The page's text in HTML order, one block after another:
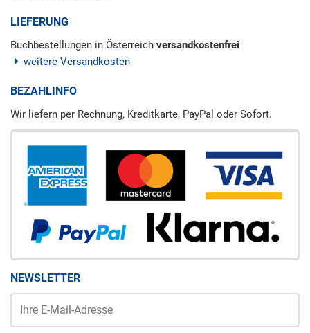
LIEFERUNG
Buchbestellungen in Österreich versandkostenfrei
weitere Versandkosten
BEZAHLINFO
Wir liefern per Rechnung, Kreditkarte, PayPal oder Sofort.
NEWSLETTER